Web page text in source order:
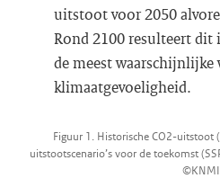
uitstoot voor 2050
Rond 2100 resulteert dit
de meest waarschijnlijke
klimaatgevoeligheid.
Figuur 1. Historische CO2-uitstoot
uitstootscenario’s voor de toekomst
©KNMI